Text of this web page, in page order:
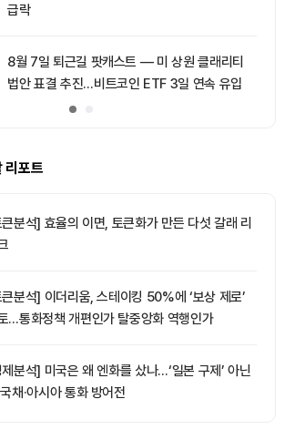
급락
8월 7일 퇴근길 팟캐스트 — 미 상원 클래리티
법안 표결 추진…비트코인 ETF 3일 연속 유입
리포트
분석] 효율의 이면, 토큰화가 만든 다섯 갈래 리
분석] 이더리움, 스테이킹 50%에 ‘보상 제로’
…통화정책 개편인가 탈중앙화 역행인가
분석] 미국은 왜 엔화를 샀나…‘일본 구제’ 아닌
채·아시아 통화 방어전